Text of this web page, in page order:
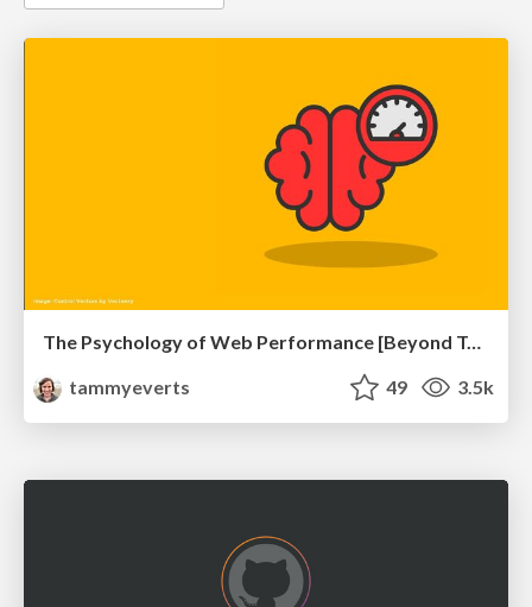
The Psychology of Web Performance [Beyond Tellerrand 2023]
tammyeverts
49 3.5k